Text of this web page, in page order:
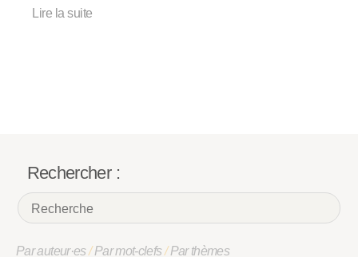
Lire la suite
Rechercher :
Par auteur·es/Par mot-clefs/Par thèmes